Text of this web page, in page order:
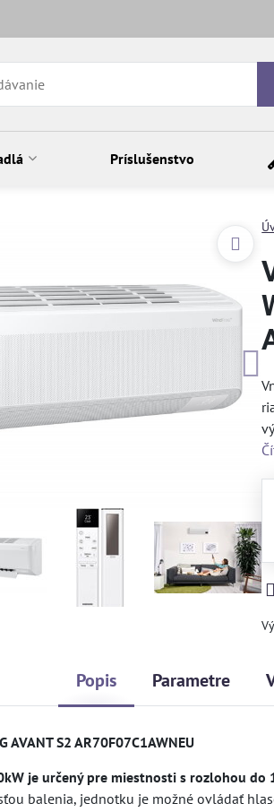
Príslušenstvo
Popis Parametre
S2 AR70F07C1AWNEU
je určený pre miestnosti s rozlohou do
balenia, jednotku je možné ovládať